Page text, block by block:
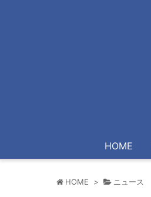
HOME
HOME > ニュース